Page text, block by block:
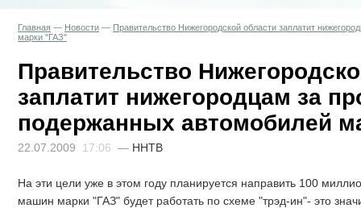
Главная — Новости — Правительство Нижегородской области заплатит
марки "ГАЗ"
Правительство
заплатит нижегородцам за
подержанных автомобилей
22.07.2009 17:06 — ННТВ
На эти цели уже в этом году планируется направить 100
машин марки "ГАЗ" будет работать по схеме "трэд-ин"- это